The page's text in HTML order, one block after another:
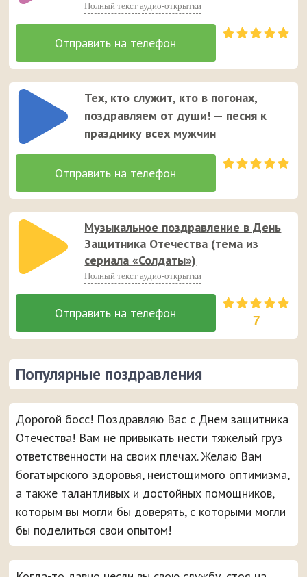
Полный текст аудио-открытки
Тех, кто служит, кто в погонах,
поздравляем от души! — песня к
празднику всех мужчин
Музыкальное поздравление в День
Защитника Отечества (тема из
сериала «Солдаты»)
Полный текст аудио-открытки
7
Популярные поздравления
Дорогой босс! Поздравляю Вас с Днем защитника
Отечества! Вам не привыкать нести тяжелый груз
ответственности на своих плечах. Желаю Вам
богатырского здоровья, неистощимого оптимизма,
а также талантливых и достойных помощников,
которым вы могли бы доверять, с которыми могли
бы поделиться свои опытом!